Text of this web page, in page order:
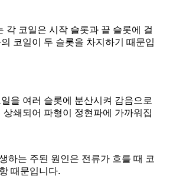
각 코일은 시작 슬롯과 끝 슬롯에 걸
코일이 두 슬롯을 차지하기 때문입
을 여러 슬롯에 분산시켜 감음으로
상쇄되어 파형이 정현파에 가까워집
하는 주된 원인은 전류가 흐를 때 코
때문입니다.